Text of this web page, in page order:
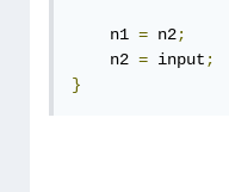
    n1
= n2;
    n2
= input ;
}